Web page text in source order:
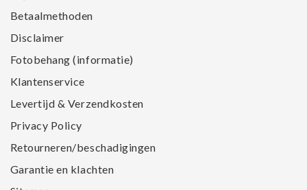
Betaalmethoden
Disclaimer
Fotobehang (informatie)
Klantenservice
Levertijd & Verzendkosten
Privacy Policy
Retourneren/beschadigingen
Garantie en klachten